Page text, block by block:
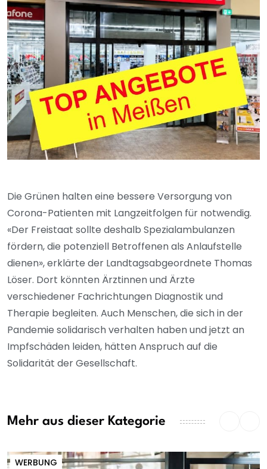
Die Grünen halten eine bessere Versorgung von
Corona-Patienten mit Langzeitfolgen für notwendig.
«Der Freistaat sollte deshalb Spezialambulanzen
fördern, die potenziell Betroffenen als Anlaufstelle
dienen», erklärte der Landtagsabgeordnete Thomas
Löser. Dort könnten Ärztinnen und Ärzte
verschiedener Fachrichtungen Diagnostik und
Therapie begleiten. Auch Menschen, die sich in der
Pandemie solidarisch verhalten haben und jetzt an
Impfschäden leiden, hätten Anspruch auf die
Solidarität der Gesellschaft.
Mehr aus dieser Kategorie
WERBUNG